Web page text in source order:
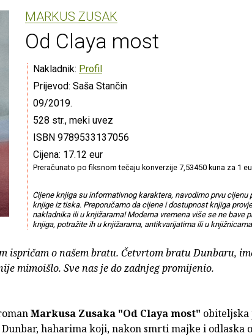
MARKUS ZUSAK
Od Claya most
Nakladnik: Profil
Prijevod: Saša Stančin
09/2019.
528 str., meki uvez
ISBN 9789533137056
Cijena: 17.12 eur
Preračunato po fiksnom tečaju konverzije 7,53450 kuna za 1
Cijene knjiga su informativnog karaktera, navodimo prvu cijenu
knjige iz tiska. Preporučamo da cijene i dostupnost knjiga
nakladnika ili u knjižarama! Moderna vremena više se ne bave
knjiga, potražite ih u knjižarama, antikvarijatima ili u
ispričam o našem bratu. Četvrtom bratu Dunbaru,
mimoišlo. Sve nas je do zadnjeg promijenio.
Markusa Zusaka "Od Claya most" obiteljska
haharima koji, nakon smrti majke i odlaska